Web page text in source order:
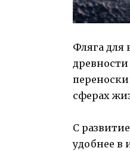
Фляга для
сферах
С
удобнее в